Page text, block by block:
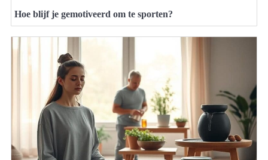
Hoe blijf je gemotiveerd om te sporten?